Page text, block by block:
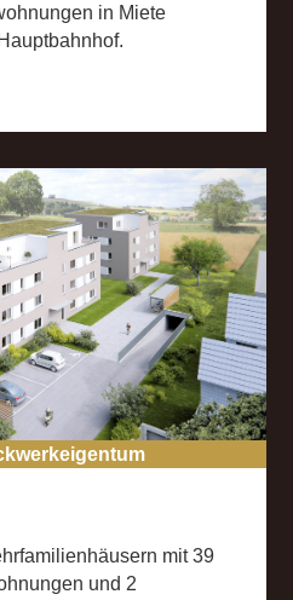
in Miete
mit 39
und 2